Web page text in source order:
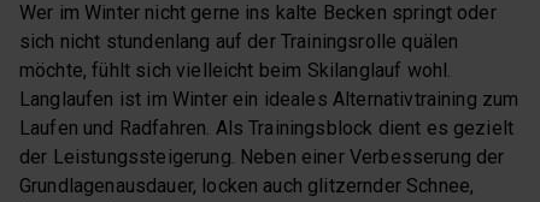
Wer im Winter nicht gerne ins kalte Becken springt oder
sich nicht stundenlang auf der Trainingsrolle quälen
möchte, fühlt sich vielleicht beim Skilanglauf wohl.
Langlaufen ist im Winter ein ideales Alternativtraining zum
Laufen und Radfahren. Als Trainingsblock dient es gezielt
der Leistungssteigerung. Neben einer Verbesserung der
Grundlagenausdauer, locken auch glitzernder Schnee,